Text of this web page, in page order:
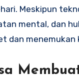
Meskipun
mental, dan
dan